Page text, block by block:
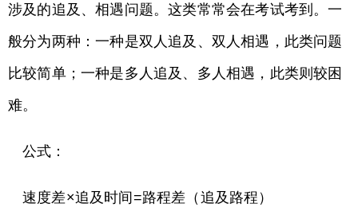
涉及的追及、相遇问题。这类常常会在考试考到。一
般分为两种：一种是双人追及、双人相遇，此类问题
比较简单；一种是多人追及、多人相遇，此类则较困
难。
公式：
速度差×追及时间=路程差（追及路程）